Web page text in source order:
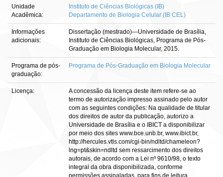
Unidade
Acadêmica:
Instituto de Ciências Biológicas (IB)
Departamento de Biologia Celular (IB CEL)
Informações
adicionais:
Dissertação (mestrado)—Universidade de Brasília,
Instituto de Ciências Biológicas, Programa de Pós-
Graduação em Biologia Molecular, 2015.
Programa de pós-
graduação:
Programa de Pós-Graduação em Biologia Molecular
Licença:
A concessão da licença deste item refere-se ao
termo de autorização impresso assinado pelo autor
com as seguintes condições: Na qualidade de titular
dos direitos de autor da publicação, autorizo a
Universidade de Brasília e o IBICT a disponibilizar
por meio dos sites www.bce.unb.br, www.ibict.br,
http://hercules.vtls.com/cgi-bin/ndltd/chameleon?
lng=pt&skin=ndltd sem ressarcimento dos direitos
autorais, de acordo com a Lei nº 9610/98, o texto
integral da obra disponibilizada, conforme
permissões assinaladas, para fins de leitura,